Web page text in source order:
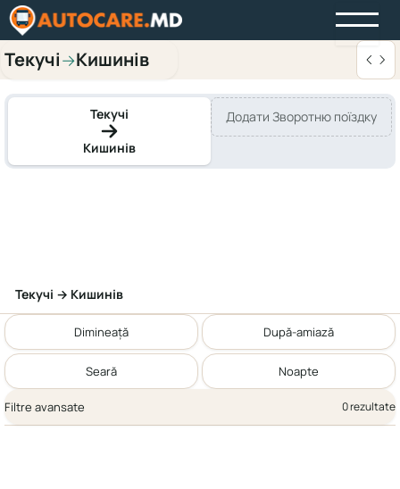
Текучі→Кишинів
Текучі
Кишинів
Додати Зворотню поїздку
Текучі → Кишинів
Dimineață După-amiază
Seară Noapte
Filtre avansate 0 rezultate